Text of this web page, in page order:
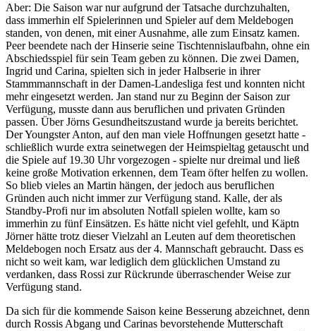
Aber: Die Saison war nur aufgrund der Tatsache durchzuhalten,
dass immerhin elf Spielerinnen und Spieler auf dem Meldebogen
standen, von denen, mit einer Ausnahme, alle zum Einsatz kamen.
Peer beendete nach der Hinserie seine Tischtennislaufbahn, ohne ein
Abschiedsspiel für sein Team geben zu können. Die zwei Damen,
Ingrid und Carina, spielten sich in jeder Halbserie in ihrer
Stammmannschaft in der Damen-Landesliga fest und konnten nicht
mehr eingesetzt werden. Jan stand nur zu Beginn der Saison zur
Verfügung, musste dann aus beruflichen und privaten Gründen
passen. Über Jörns Gesundheitszustand wurde ja bereits berichtet.
Der Youngster Anton, auf den man viele Hoffnungen gesetzt hatte -
schließlich wurde extra seinetwegen der Heimspieltag getauscht und
die Spiele auf 19.30 Uhr vorgezogen - spielte nur dreimal und ließ
keine große Motivation erkennen, dem Team öfter helfen zu wollen.
So blieb vieles an Martin hängen, der jedoch aus beruflichen
Gründen auch nicht immer zur Verfügung stand. Kalle, der als
Standby-Profi nur im absoluten Notfall spielen wollte, kam so
immerhin zu fünf Einsätzen. Es hätte nicht viel gefehlt, und Käptn
Jörner hätte trotz dieser Vielzahl an Leuten auf dem theoretischen
Meldebogen noch Ersatz aus der 4. Mannschaft gebraucht. Dass es
nicht so weit kam, war lediglich dem glücklichen Umstand zu
verdanken, dass Rossi zur Rückrunde überraschender Weise zur
Verfügung stand.
Da sich für die kommende Saison keine Besserung abzeichnet, denn
durch Rossis Abgang und Carinas bevorstehende Mutterschaft